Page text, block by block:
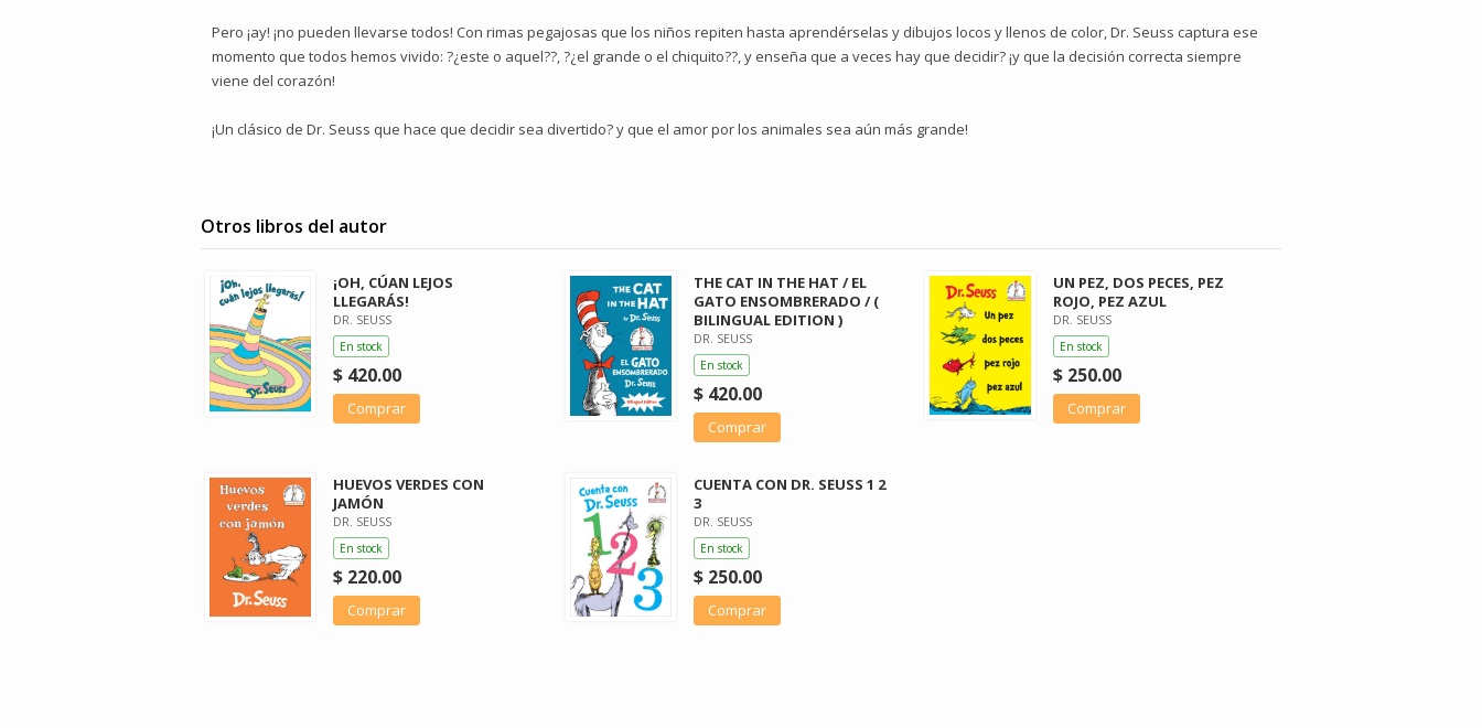
Pero ¡ay! ¡no pueden llevarse todos! Con rimas pegajosas que los niños repiten hasta aprendérselas y dibujos locos y llenos de color, Dr. Seuss captura ese
momento que todos hemos vivido: ?¿este o aquel??, ?¿el grande o el chiquito??, y enseña que a veces hay que decidir? ¡y que la decisión correcta siempre
viene del corazón!
¡Un clásico de Dr. Seuss que hace que decidir sea divertido? y que el amor por los animales sea aún más grande!
Otros libros del autor
¡OH, CÚAN LEJOS
LLEGARÁS!
DR. SEUSS
En stock
$ 420.00
Comprar
THE CAT IN THE HAT / EL
GATO ENSOMBRERADO / (
BILINGUAL EDITION )
DR. SEUSS
En stock
$ 420.00
Comprar
UN PEZ, DOS PECES, PEZ
ROJO, PEZ AZUL
DR. SEUSS
En stock
$ 250.00
Comprar
HUEVOS VERDES CON
JAMÓN
DR. SEUSS
En stock
$ 220.00
Comprar
CUENTA CON DR. SEUSS 1 2
3
DR. SEUSS
En stock
$ 250.00
Comprar